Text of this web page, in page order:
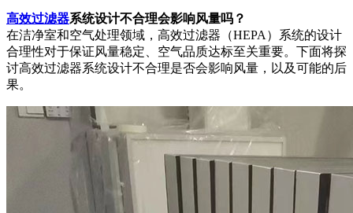
高效过滤器系统设计不合理会影响风量吗？
在洁净室和空气处理领域，高效过滤器（HEPA）系统的设计
合理性对于保证风量稳定、空气品质达标至关重要。下面将探
讨高效过滤器系统设计不合理是否会影响风量，以及可能的后
果。